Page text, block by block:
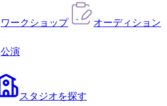
ワークショップ オーディション
公演
スタジオを探す